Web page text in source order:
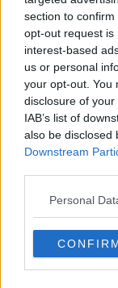
section to
opt-out request is
interest-based
us or personal
your opt-out. You
disclosure of
IAB’s list of
also be disclosed
Downstream
Personal
ha detto Poletto,
"cambiando marcia
team manageriale.
Il 2017, insomma,
all'inizio dell'estate
potenzierà la
facciamo".
negozi", ha
spiegato come sul
ristrutturazioni e